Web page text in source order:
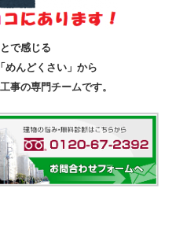
で感じる
めんどくさい」から
事の専門チームです。